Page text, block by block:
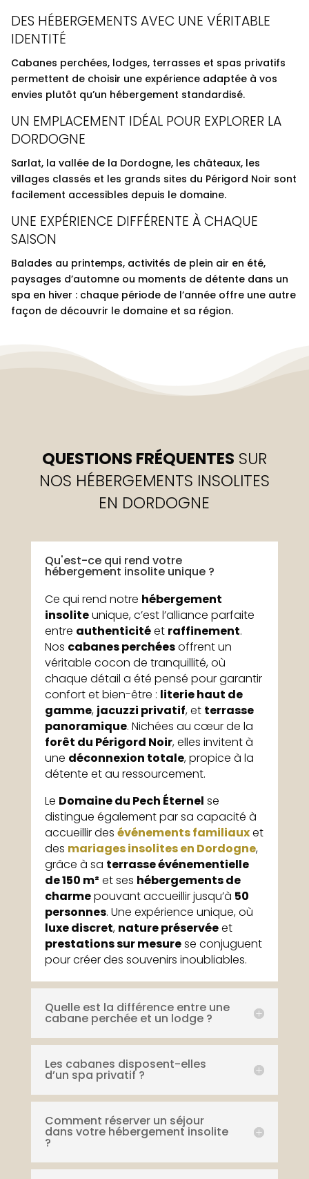
DES HÉBERGEMENTS AVEC UNE VÉRITABLE
IDENTITÉ
Cabanes perchées, lodges, terrasses et spas privatifs
permettent de choisir une expérience adaptée à vos
envies plutôt qu’un hébergement standardisé.
UN EMPLACEMENT IDÉAL POUR EXPLORER LA
DORDOGNE
Sarlat, la vallée de la Dordogne, les châteaux, les
villages classés et les grands sites du Périgord Noir sont
facilement accessibles depuis le domaine.
UNE EXPÉRIENCE DIFFÉRENTE À CHAQUE
SAISON
Balades au printemps, activités de plein air en été,
paysages d’automne ou moments de détente dans un
spa en hiver : chaque période de l’année offre une autre
façon de découvrir le domaine et sa région.
QUESTIONS FRÉQUENTES SUR
NOS HÉBERGEMENTS INSOLITES
EN DORDOGNE
Qu'est-ce qui rend votre
hébergement insolite unique ?
Ce qui rend notre hébergement
insoliteunique, c’est l’alliance parfaite
entre authenticitéet raffinement.
Nos cabanes perchéesoffrent un
véritable cocon de tranquillité, où
chaque détail a été pensé pour garantir
confort et bien-être : literie haut de
gamme, jacuzzi privatif, et terrasse
panoramique. Nichées au cœur de la
forêt du Périgord Noir, elles invitent à
une déconnexion totale, propice à la
détente et au ressourcement.
Le Domaine du Pech Éternel se
distingue également par sa capacité à
accueillir des événements familiauxet
des mariages insolites en Dordogne,
grâce à sa terrasse événementielle
de 150 m² et ses hébergements de
charmepouvant accueillir jusqu’à 50
personnes. Une expérience unique, où
luxe discret, nature préservéeet
prestations sur mesurese conjuguent
pour créer des souvenirs inoubliables.
Quelle est la différence entre une
cabane perchée et un lodge ?
Les cabanes disposent-elles
d’un spa privatif ?
Comment réserver un séjour
dans votre hébergement insolite
?